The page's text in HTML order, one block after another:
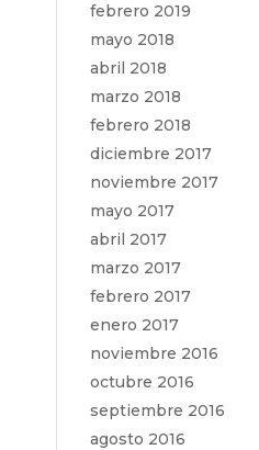
febrero 2019
mayo 2018
abril 2018
marzo 2018
febrero 2018
diciembre 2017
noviembre 2017
mayo 2017
abril 2017
marzo 2017
febrero 2017
enero 2017
noviembre 2016
octubre 2016
septiembre 2016
agosto 2016